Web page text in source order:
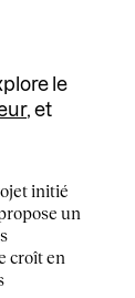
le
, et
initié
un
croît en